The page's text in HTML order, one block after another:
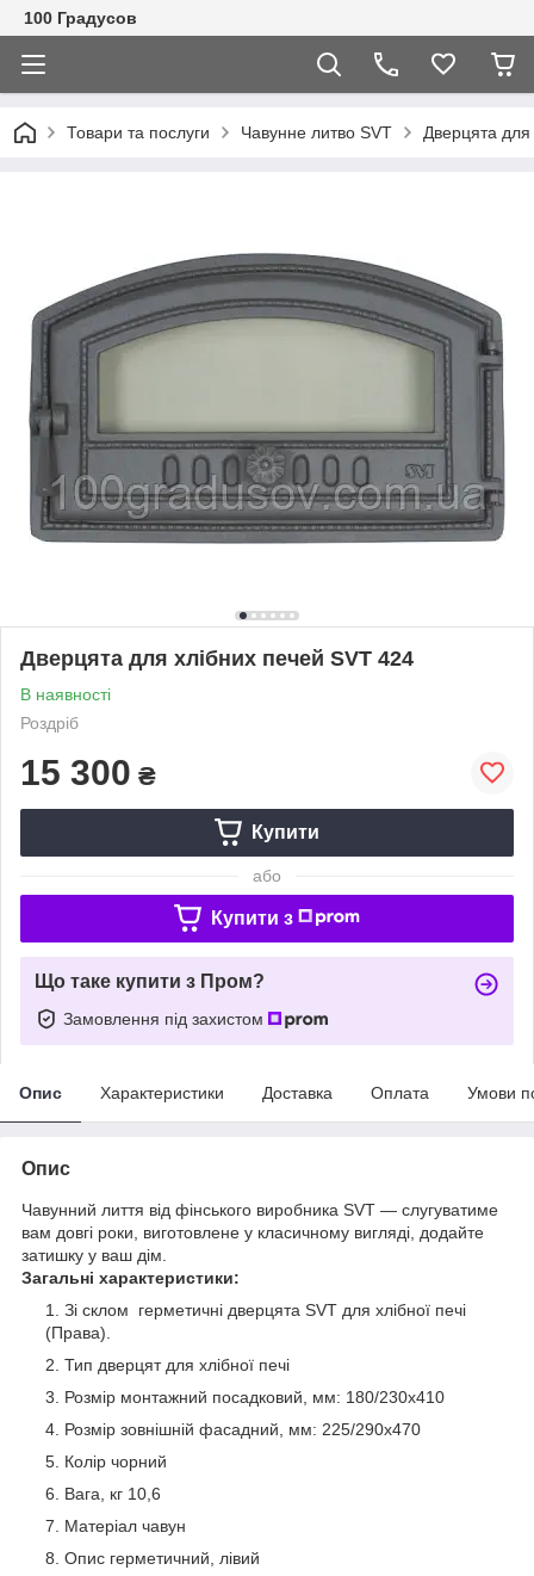
100 Градусов
Товари та послуги Чавунне литво SVT Дверцята для
Дверцята для хлібних печей SVT 424
В наявності
Роздріб
15 300 ₴
Купити
або
Купити з
Що таке купити з Пром?
Замовлення під захистом
Опис Характеристики Доставка Оплата Умови
Опис
Чавунний лиття від фінського виробника SVT — слугуватиме
вам довгі роки, виготовлене у класичному вигляді, додайте
затишку у ваш дім.
Загальні характеристики:
Зі склом герметичні дверцята SVT для хлібної печі
(Права).
Тип дверцят для хлібної печі
Розмір монтажний посадковий, мм: 180/230х410
Розмір зовнішній фасадний, мм: 225/290х470
Колір чорний
Вага, кг 10,6
Матеріал чавун
Опис герметичний, лівий